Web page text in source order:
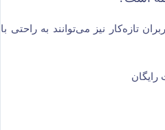
تازه‌کار نیز می‌توانند به راحتی با
رایگان